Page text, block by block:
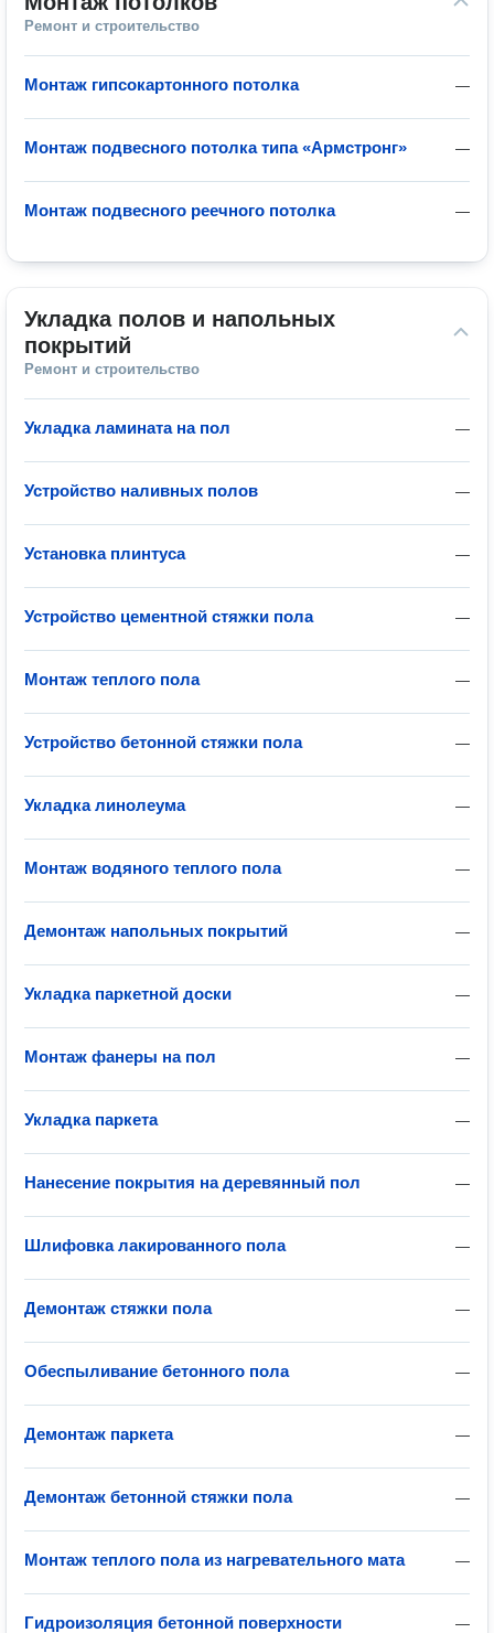
Ремонт и строительство
—
Монтаж гипсокартонного потолка
—
Монтаж подвесного потолка типа «Армстронг»
—
Монтаж подвесного реечного потолка
Укладка полов и напольных
покрытий
Ремонт и строительство
—
Укладка ламината на пол
—
Устройство наливных полов
—
Установка плинтуса
—
Устройство цементной стяжки пола
—
Монтаж теплого пола
—
Устройство бетонной стяжки пола
—
Укладка линолеума
—
Монтаж водяного теплого пола
—
Демонтаж напольных покрытий
—
Укладка паркетной доски
—
Монтаж фанеры на пол
—
Укладка паркета
—
Нанесение покрытия на деревянный пол
—
Шлифовка лакированного пола
—
Демонтаж стяжки пола
—
Обеспыливание бетонного пола
—
Демонтаж паркета
—
Демонтаж бетонной стяжки пола
—
Монтаж теплого пола из нагревательного мата
—
Гидроизоляция бетонной поверхности